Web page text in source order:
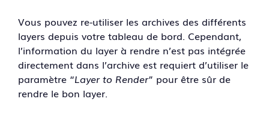
Vous pouvez re-utiliser les archives des différents
layers depuis votre tableau de bord. Cependant,
l’information du layer à rendre n’est pas intégrée
directement dans l’archive est requiert d’utiliser le
paramètre “Layer to Render” pour être sûr de
rendre le bon layer.